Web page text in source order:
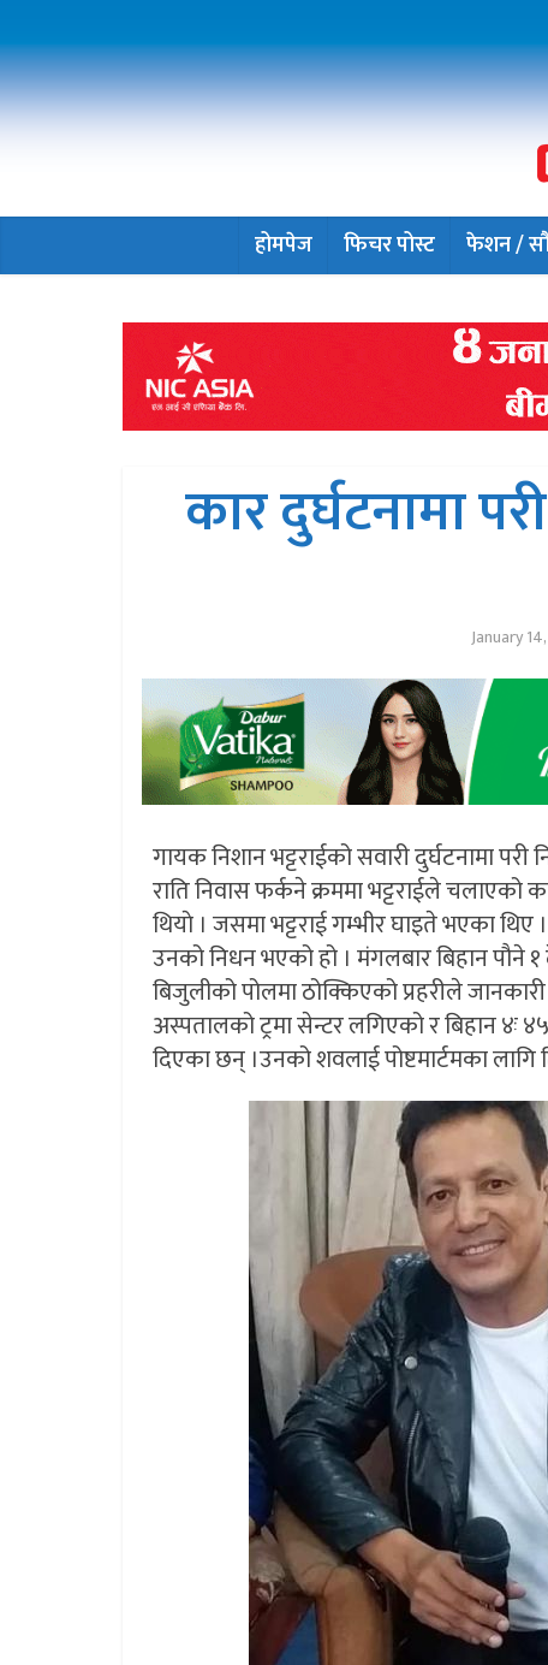
होमपेज फिचर पोस्ट फेशन /
कार दुर्घटनामा
January
गायक निशान भट्टराईको सवारी दुर्घटनामा
राति निवास फर्कने क्रममा भट्टराईले
थियाे । जसमा भट्टराई गम्भीर घाइते भएका
उनको निधन भएको हो । मंगलबार बिहान
बिजुलीको पोलमा ठोक्किएको प्रहरीले
अस्पतालको ट्रमा सेन्टर लगिएको र बिहान ४ः
दिएका छन् ।उनको शवलाई पोष्टमार्टमका